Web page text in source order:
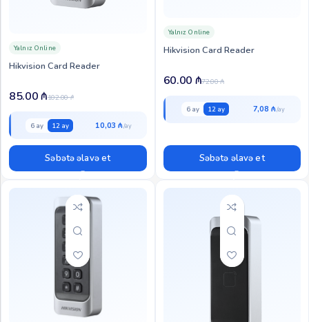
Hikvision Card Reader
Yalnız Online
102.00₼
85.00₼
6 ay 12 ay 10,03 ₼
Səbətə əlavə et
Hikvision Card Reader
Yalnız Online
72.00₼
60.00 ₼
6 ay 12 ay 7,08 ₼
Səbətə əlavə et